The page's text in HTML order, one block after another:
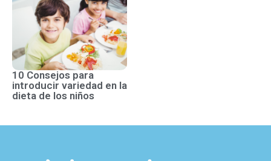
10 Consejos para
introducir variedad en la
dieta de los niños